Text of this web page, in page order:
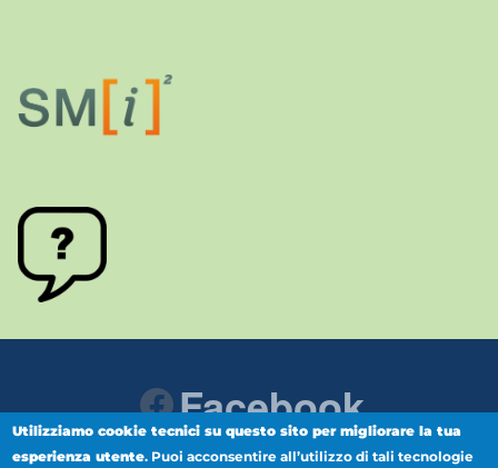
Facebook
Utilizziamo cookie tecnici su questo sito per migliorare la tua
esperienza utente. Puoi acconsentire all’utilizzo di tali tecnologie